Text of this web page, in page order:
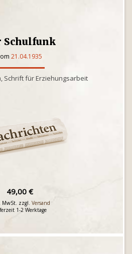
Schulfunk
21.04.1935
Schrift für Erziehungsarbeit
49,00 €
MwSt. zzgl. Versand
1-2 Werktage